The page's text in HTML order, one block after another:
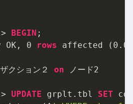
> BEGIN ;
OK, 0 rows affected ( 0.00
ザクション２ on ノード2
> UPDATE grplt.tbl SET